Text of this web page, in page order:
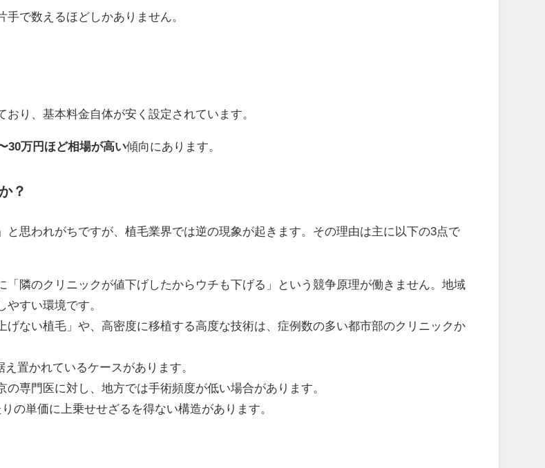
で数えるほどしかありません。
り、基本料金自体が安く設定されています。
30万円ほど相場が高い傾向にあります。
？
と思われがちですが、植毛業界では逆の現象が起きます。その理由は主に以下の3点で
「隣のクリニックが値下げしたからウチも下げる」という競争原理が働きません。地域
すい環境です。
げない植毛」や、高密度に移植する高度な技術は、症例数の多い都市部のクリニックか
置かれているケースがあります。
の専門医に対し、地方では手術頻度が低い場合があります。
の単価に上乗せせざるを得ない構造があります。